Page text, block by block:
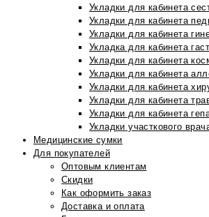
Укладки для кабинета
Укладки для кабинета
Укладки для кабинета
Укладка для кабинета
Укладки для кабинета
Укладки для кабинета
Укладки для кабинета
Укладки для кабинета
Укладки для кабинета
Укладки участкового
Медицинские сумки
Для покупателей
Оптовым клиентам
Скидки
Как оформить заказ
Доставка и оплата